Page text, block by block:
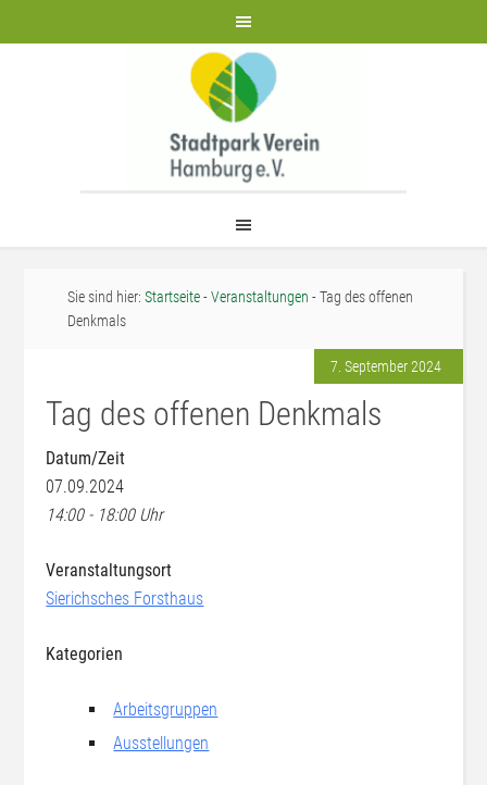
Sie sind hier:Startseite-Veranstaltungen - Tag des offenen
Denkmals
7. September 2024
Tag des offenen Denkmals
Datum/Zeit
07.09.2024
14:00 - 18:00 Uhr
Veranstaltungsort
Sierichsches Forsthaus
Kategorien
Arbeitsgruppen
Ausstellungen